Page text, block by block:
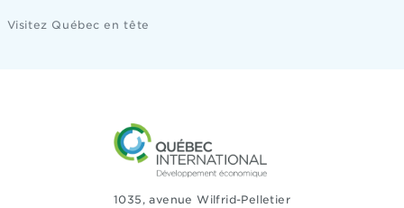
Visitez Québec en tête
1035, avenue Wilfrid-Pelletier